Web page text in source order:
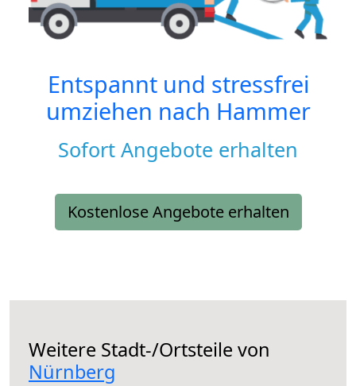
Entspannt und stressfrei
umziehen nach Hammer
Sofort Angebote erhalten
Kostenlose Angebote erhalten
Weitere Stadt-/Ortsteile von
Nürnberg